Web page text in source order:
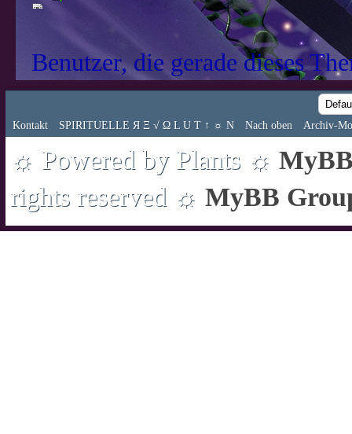
Benutzer, die gerade dieses
Kontakt SPIRITUELLE Я Ξ √ Ω L U T ↑ ☼ N Nach oben Archiv-
☼ Powered by Plants ☼
rights reserved ☼ MyBB